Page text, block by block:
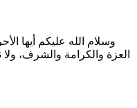
وسلام الله عليكم أيها
العزة والكرامة والشرف، ولا